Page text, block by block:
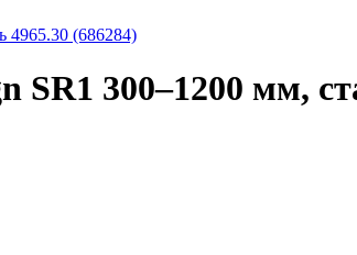
4965.30 (686284)
300–1200 мм,